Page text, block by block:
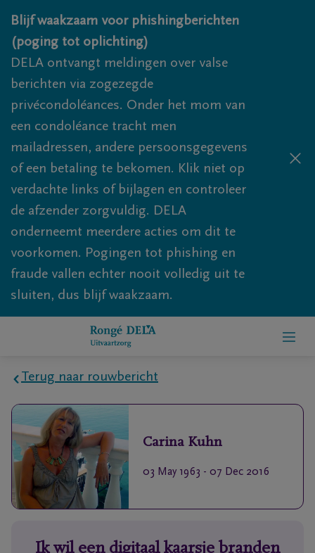
Overslaan en naar inhoud gaan
Blijf waakzaam voor phishingberichten
(poging tot oplichting)
DELA ontvangt meldingen over valse
berichten via zogezegde
privécondoléances. Onder het mom van
een condoléance tracht men
mailadressen, andere persoonsgegevens
of een betaling te bekomen. Klik niet op
verdachte links of bijlagen en controleer
de afzender zorgvuldig. DELA
onderneemt meerdere acties om dit te
voorkomen. Pogingen tot phishing en
fraude vallen echter nooit volledig uit te
sluiten, dus blijf waakzaam.
Home
Wie
zijn
we
Terug naar rouwbericht
Carina Kuhn
03 May 1963 - 07 Dec 2016
Ik wil een digitaal kaarsje branden